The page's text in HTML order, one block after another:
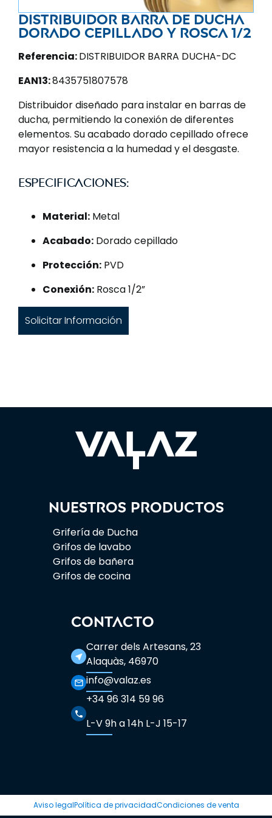
Distribuidor barra de ducha
dorado cepillado y rosca 1/2
Referencia:DISTRIBUIDOR BARRA DUCHA-DC
EAN13:8435751807578
Distribuidor diseñado para instalar en barras de
ducha, permitiendo la conexión de diferentes
elementos. Su acabado dorado cepillado ofrece
mayor resistencia a la humedad y el desgaste.
Especificaciones:
Material: Metal
Acabado: Dorado cepillado
Protección: PVD
Conexión: Rosca 1/2”
Solicitar Información
Nuestros productos
Grifería de Ducha
Grifos de lavabo
Grifos de bañera
Grifos de cocina
CONTACTO
near_me
Carrer dels Artesans, 23
Alaquàs, 46970
mail_outline info@valaz.es
phone
+34 96 314 59 96
L-V 9h a 14h L-J 15-17
Aviso legalPolítica de privacidadCondiciones de venta